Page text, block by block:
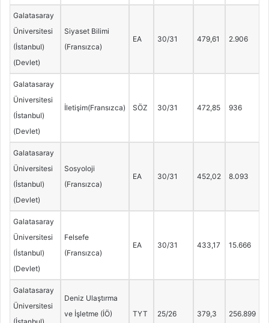
Galatasaray
Üniversitesi
(İstanbul)
(Devlet)
Siyaset Bilimi
(Fransızca)
EA 30/31 479,61 2.906
Galatasaray
Üniversitesi
(İstanbul)
(Devlet)
İletişim(Fransızca) SÖZ 30/31 472,85 936
Galatasaray
Üniversitesi
(İstanbul)
(Devlet)
Sosyoloji
(Fransızca)
EA 30/31 452,02 8.093
Galatasaray
Üniversitesi
(İstanbul)
(Devlet)
Felsefe
(Fransızca)
EA 30/31 433,17 15.666
Galatasaray
Üniversitesi
Deniz Ulaştırma
ve İşletme (İÖ)
TYT 25/26 379,3 256.899